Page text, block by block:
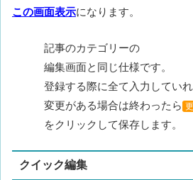
この画面表示になります。
記事のカテゴリーの
編集画面と同じ仕様です。
登録する際に全て入力していれ
変更がある場合は終わったら
をクリックして保存します。
クイック編集